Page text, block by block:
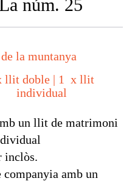
núm. 25
la muntanya
llit doble| 1 x llit
individual
un llit de matrimoni
inclòs.
companyia amb un